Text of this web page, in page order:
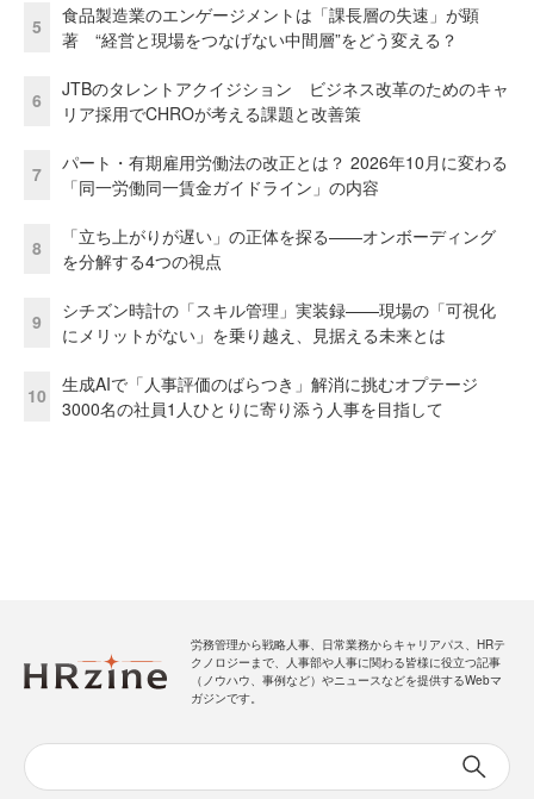
5
食品製造業のエンゲージメントは「課長層の失速」が顕
著 “経営と現場をつなげない中間層”をどう変える？
6
JTBのタレントアクイジション ビジネス改革のためのキャ
リア採用でCHROが考える課題と改善策
7
パート・有期雇用労働法の改正とは？ 2026年10月に変わる
「同一労働同一賃金ガイドライン」の内容
8
「立ち上がりが遅い」の正体を探る——オンボーディング
を分解する4つの視点
9
シチズン時計の「スキル管理」実装録——現場の「可視化
にメリットがない」を乗り越え、見据える未来とは
10
生成AIで「人事評価のばらつき」解消に挑むオプテージ
3000名の社員1人ひとりに寄り添う人事を目指して
労務管理から戦略人事、日常業務からキャリアパス、HRテ
クノロジーまで、人事部や人事に関わる皆様に役立つ記事
（ノウハウ、事例など）やニュースなどを提供するWebマ
ガジンです。